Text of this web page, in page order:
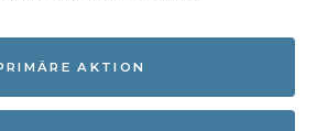
AKTION